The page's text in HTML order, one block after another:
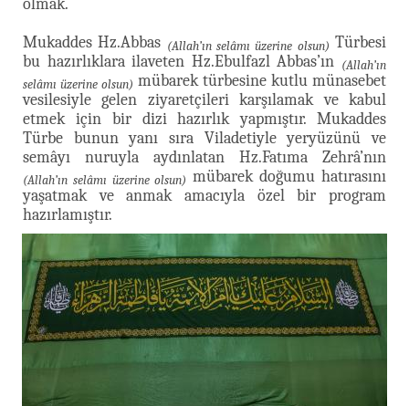
olmak.
Mukaddes Hz.Abbas (Allah’ın selâmı üzerine olsun) Türbesi
bu hazırlıklara ilaveten Hz.Ebulfazl Abbas’ın (Allah’ın
selâmı üzerine olsun) mübarek türbesine kutlu münasebet
vesilesiyle gelen ziyaretçileri karşılamak ve kabul
etmek için bir dizi hazırlık yapmıştır. Mukaddes
Türbe bunun yanı sıra Viladetiyle yeryüzünü ve
semâyı nuruyla aydınlatan Hz.Fatıma Zehrâ’nın
(Allah’ın selâmı üzerine olsun) mübarek doğumu hatırasını
yaşatmak ve anmak amacıyla özel bir program
hazırlamıştır.